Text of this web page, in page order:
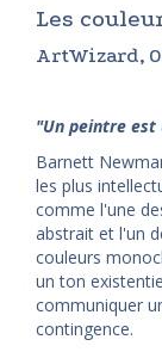
Les
ArtWizard,
"Un peintre est
Barnett
les plus
comme l'une
abstrait et l'un
couleurs
un ton
communiquer
contingence.